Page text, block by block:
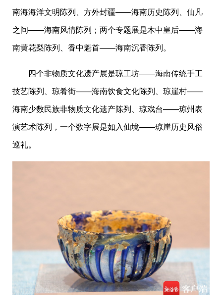
南海海洋文明陈列、方外封疆——海南历史陈列、仙凡
之间——海南风情陈列；两个专题展是木中皇后——海
南黄花梨陈列、香中魁首——海南沉香陈列。
四个非物质文化遗产展是琼工坊——海南传统手工
技艺陈列、琼肴街——海南饮食文化陈列、琼崖村——
海南少数民族非物质文化遗产陈列、琼戏台——琼州表
演艺术陈列，一个数字展是如入仙境——琼崖历史风俗
巡礼。